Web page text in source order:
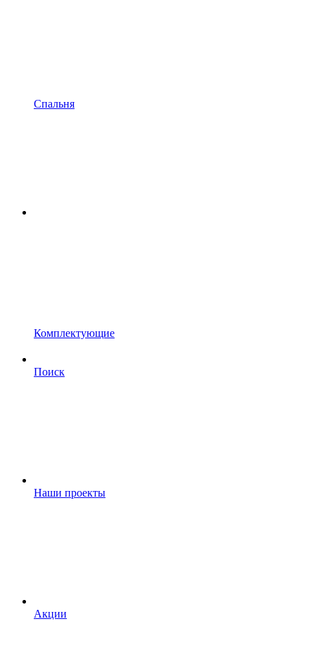
Спальня
Комплектующие
Поиск
Наши проекты
Акции